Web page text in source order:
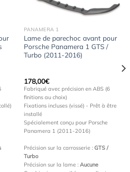
à la
wishlist
PANAMERA 1
Lame de parechoc avant pour
Porsche Panamera 1 GTS /
Turbo (2011-2016)
178,00€
Fabriqué avec précision en ABS (6
finitions au choix)
Fixations incluses (vissé) - Prêt à être
installé
Spécialement conçu pour Porsche
Panamera 1 (2011-2016)
Précision sur la carrosserie : GTS /
Turbo
Précision sur la lame : Aucune